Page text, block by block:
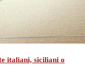
italiani, siciliani o